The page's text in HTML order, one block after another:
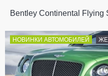
Bentley Continental Flying
НОВИНКИ АВТОМОБИЛЕЙ